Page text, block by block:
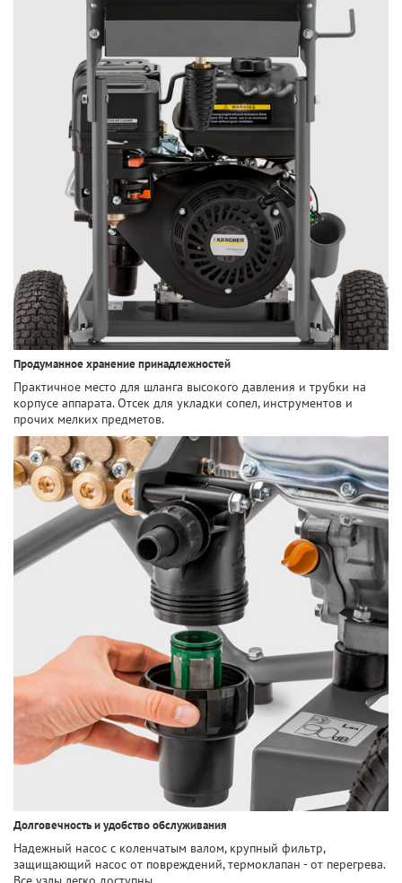
Продуманное хранение принадлежностей
Практичное место для шланга высокого давления и трубки на
корпусе аппарата. Отсек для укладки сопел, инструментов и
прочих мелких предметов.
Долговечность и удобство обслуживания
Надежный насос с коленчатым валом, крупный фильтр,
защищающий насос от повреждений, термоклапан - от перегрева.